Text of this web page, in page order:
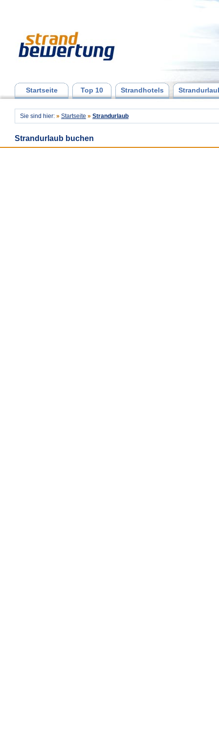
Startseite Top 10 Strandhotels
Sie sind hier: » Startseite » Strandurlaub
Strandurlaub buchen